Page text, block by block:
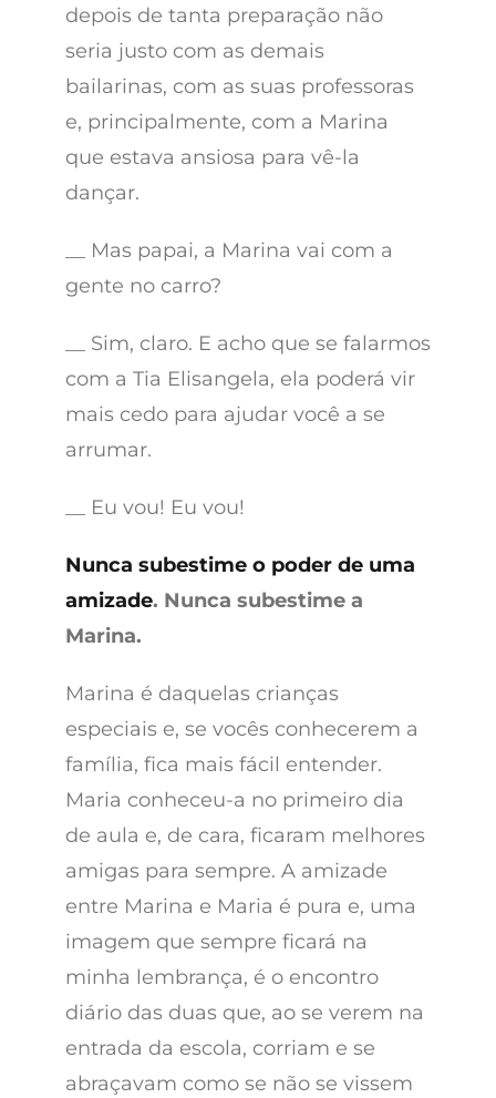
depois de tanta preparação não
seria justo com as demais
bailarinas, com as suas professoras
e, principalmente, com a Marina
que estava ansiosa para vê-la
dançar.
__ Mas papai, a Marina vai com a
gente no carro?
__ Sim, claro. E acho que se falarmos
com a Tia Elisangela, ela poderá vir
mais cedo para ajudar você a se
arrumar.
__ Eu vou! Eu vou!
Nunca subestime o poder de uma
amizade. Nunca subestime a
Marina.
Marina é daquelas crianças
especiais e, se vocês conhecerem a
família, fica mais fácil entender.
Maria conheceu-a no primeiro dia
de aula e, de cara, ficaram melhores
amigas para sempre. A amizade
entre Marina e Maria é pura e, uma
imagem que sempre ficará na
minha lembrança, é o encontro
diário das duas que, ao se verem na
entrada da escola, corriam e se
abraçavam como se não se vissem